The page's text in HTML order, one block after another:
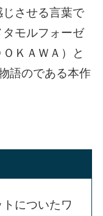
させる言葉で
モルフォーゼ
ＫＡＷＡ）と
語のである本作
についたワ